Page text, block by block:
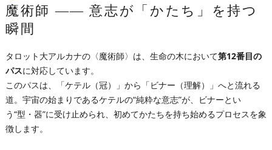
魔術師 ―― 意志が「かたち」を持つ
瞬間
タロット大アルカナの〈魔術師〉は、生命の木において第12番目の
パスに対応しています。
このパスは、「ケテル（冠）」から「ビナー（理解）」へと流れる
道。宇宙の始まりであるケテルの“純粋な意志”が、ビナーとい
う“型・器”に受け止められ、初めてかたちを持ち始めるプロセスを象
徴します。